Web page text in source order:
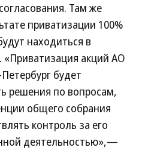
Там же
приватизации 100%
находиться в
«Приватизация акций АО
будет
решения по вопросам,
общего собрания
контроль за его
деятельностью»,—